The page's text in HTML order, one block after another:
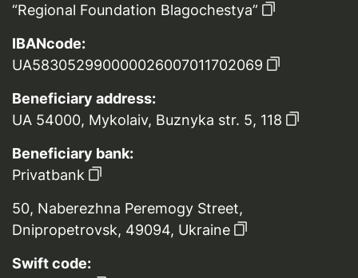
“Regional Foundation Blagochestya”
IBANcode:
UA583052990000026007011702069
Beneficiary address:
UA 54000, Mykolaiv, Buznyka str. 5, 118
Beneficiary bank:
Privatbank
50, Naberezhna Peremogy Street,
Dnipropetrovsk, 49094, Ukraine
Swift code: